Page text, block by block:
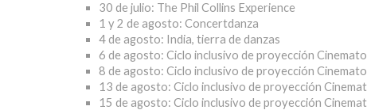
30 de julio: The Phil Collins Experience
1 y 2 de agosto: Concertdanza
4 de agosto: India, tierra de danzas
6 de agosto: Ciclo inclusivo de proyección
8 de agosto: Ciclo inclusivo de proyección
13 de agosto: Ciclo inclusivo de proyección
15 de agosto: Ciclo inclusivo de proyección